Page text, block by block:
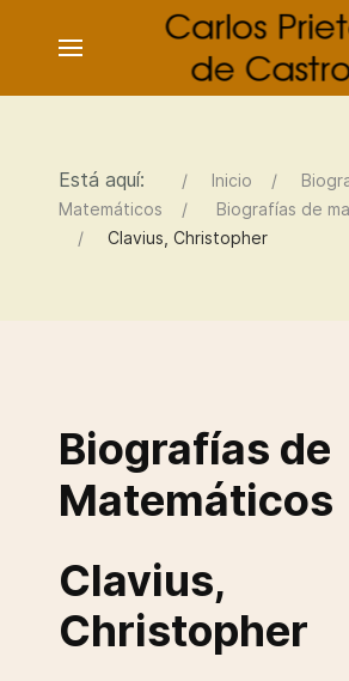
Está aquí: Inicio
Matemáticos
Biografías de
Clavius, Christopher
Biografías de
Matemáticos
Clavius,
Christopher